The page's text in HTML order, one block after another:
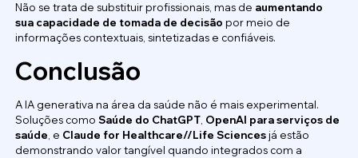
Não se trata de substituir profissionais, mas de aumentando
sua capacidade de tomada de decisão por meio de
informações contextuais, sintetizadas e confiáveis.
Conclusão
A IA generativa na área da saúde não é mais experimental.
Soluções como Saúde do ChatGPT, OpenAI para serviços de
saúde , e Claude for Healthcare//Life Sciencesjá estão
demonstrando valor tangível quando integrados com a